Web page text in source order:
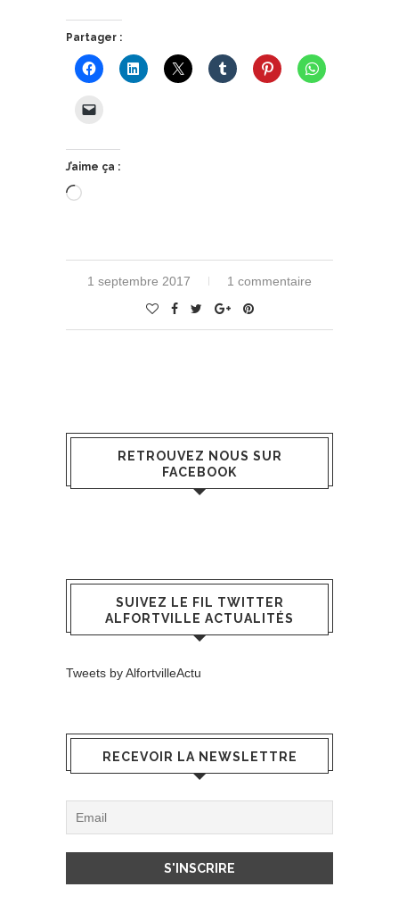
Partager :
J’aime ça :
Chargement…
1 septembre 2017 1 commentaire
RETROUVEZ NOUS SUR
FACEBOOK
SUIVEZ LE FIL TWITTER
ALFORTVILLE ACTUALITÉS
Tweets by AlfortvilleActu
RECEVOIR LA NEWSLETTRE